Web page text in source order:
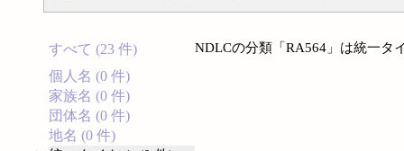
すべて (23 件)
個人名 (0 件)
家族名 (0 件)
団体名 (0 件)
地名 (0 件)
NDLCの分類「RA564」は統一タ